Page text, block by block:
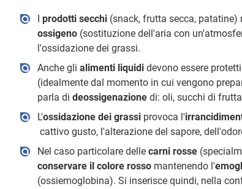
Iprodotti secchi (snack, frutta secca,
ossigeno (sostituzione dell'aria con
l'ossidazione dei grassi.
Anche glialimenti liquididevono essere
(idealmente dal momento in cui vengono
parla dideossigenazionedi: oli, succhi di
L'ossidazione dei grassi provoca l'
cattivo gusto, l'alterazione del sapore,
Nel caso particolare dellecarni rosse
conservare il colore rosso mantenendo l'
(ossiemoglobina). Si inserisce quindi, nella